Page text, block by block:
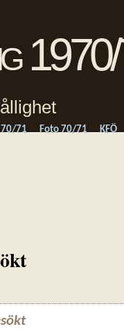
70/71 Foto 70/71 KFÖ